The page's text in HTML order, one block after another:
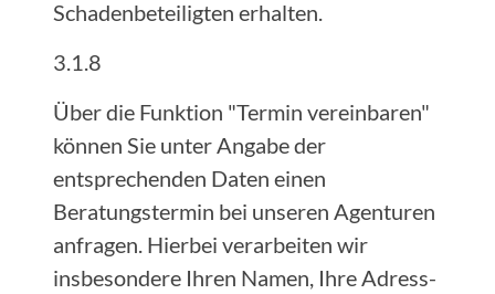
Schadenbeteiligten erhalten.
3.1.8
Über die Funktion "Termin vereinbaren"
können Sie unter Angabe der
entsprechenden Daten einen
Beratungstermin bei unseren Agenturen
anfragen. Hierbei verarbeiten wir
insbesondere Ihren Namen, Ihre Adress-